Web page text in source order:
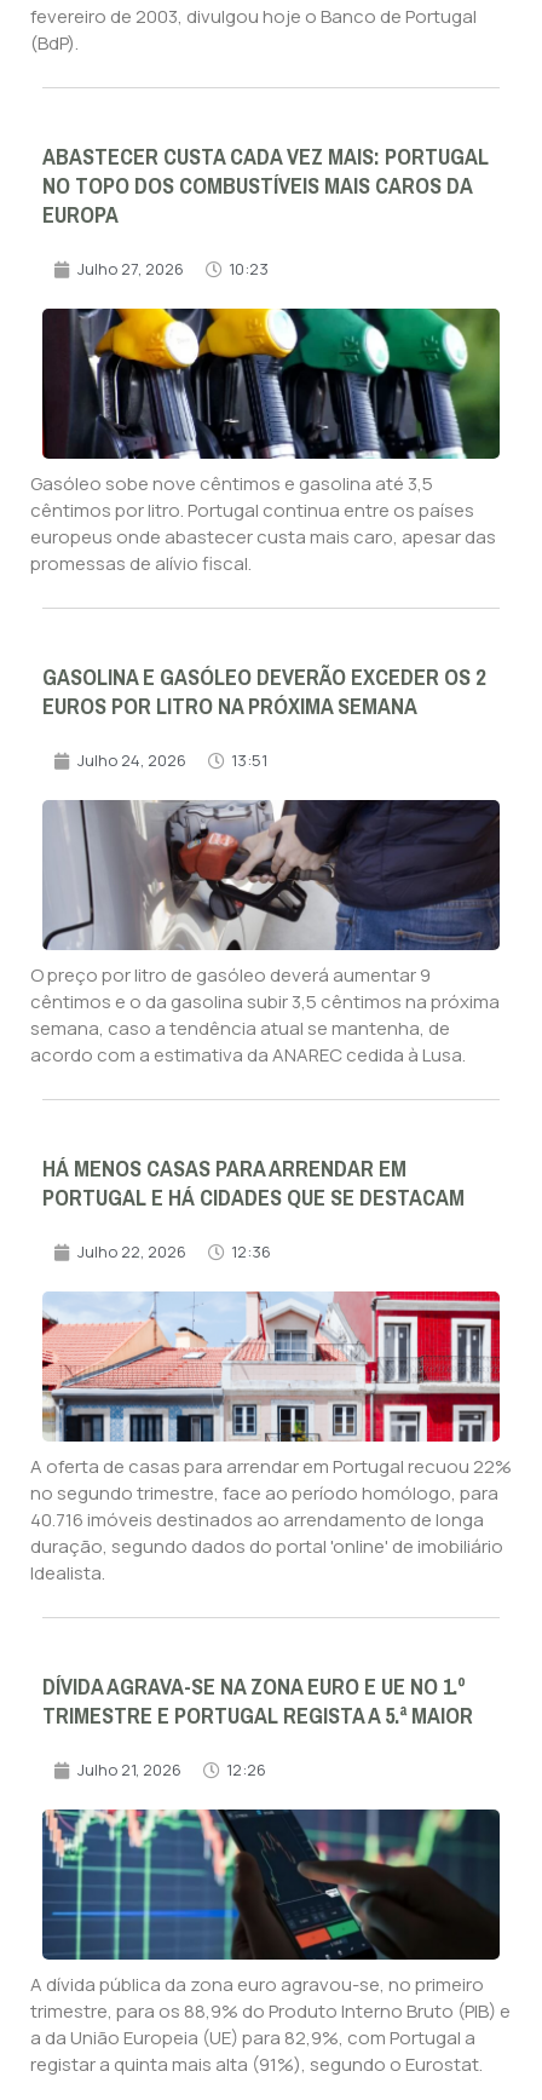
fevereiro de 2003, divulgou hoje o Banco de Portugal
(BdP).
ABASTECER CUSTA CADA VEZ MAIS: PORTUGAL
NO TOPO DOS COMBUSTÍVEIS MAIS CAROS DA
EUROPA
Julho 27, 2026 10:23
Gasóleo sobe nove cêntimos e gasolina até 3,5
cêntimos por litro. Portugal continua entre os países
europeus onde abastecer custa mais caro, apesar das
promessas de alívio fiscal.
GASOLINA E GASÓLEO DEVERÃO EXCEDER OS 2
EUROS POR LITRO NA PRÓXIMA SEMANA
Julho 24, 2026 13:51
O preço por litro de gasóleo deverá aumentar 9
cêntimos e o da gasolina subir 3,5 cêntimos na próxima
semana, caso a tendência atual se mantenha, de
acordo com a estimativa da ANAREC cedida à Lusa.
HÁ MENOS CASAS PARA ARRENDAR EM
PORTUGAL E HÁ CIDADES QUE SE DESTACAM
Julho 22, 2026 12:36
A oferta de casas para arrendar em Portugal recuou 22%
no segundo trimestre, face ao período homólogo, para
40.716 imóveis destinados ao arrendamento de longa
duração, segundo dados do portal 'online' de imobiliário
Idealista.
DÍVIDA AGRAVA-SE NA ZONA EURO E UE NO 1.º
TRIMESTRE E PORTUGAL REGISTA A 5.ª MAIOR
Julho 21, 2026 12:26
A dívida pública da zona euro agravou-se, no primeiro
trimestre, para os 88,9% do Produto Interno Bruto (PIB) e
a da União Europeia (UE) para 82,9%, com Portugal a
registar a quinta mais alta (91%), segundo o Eurostat.